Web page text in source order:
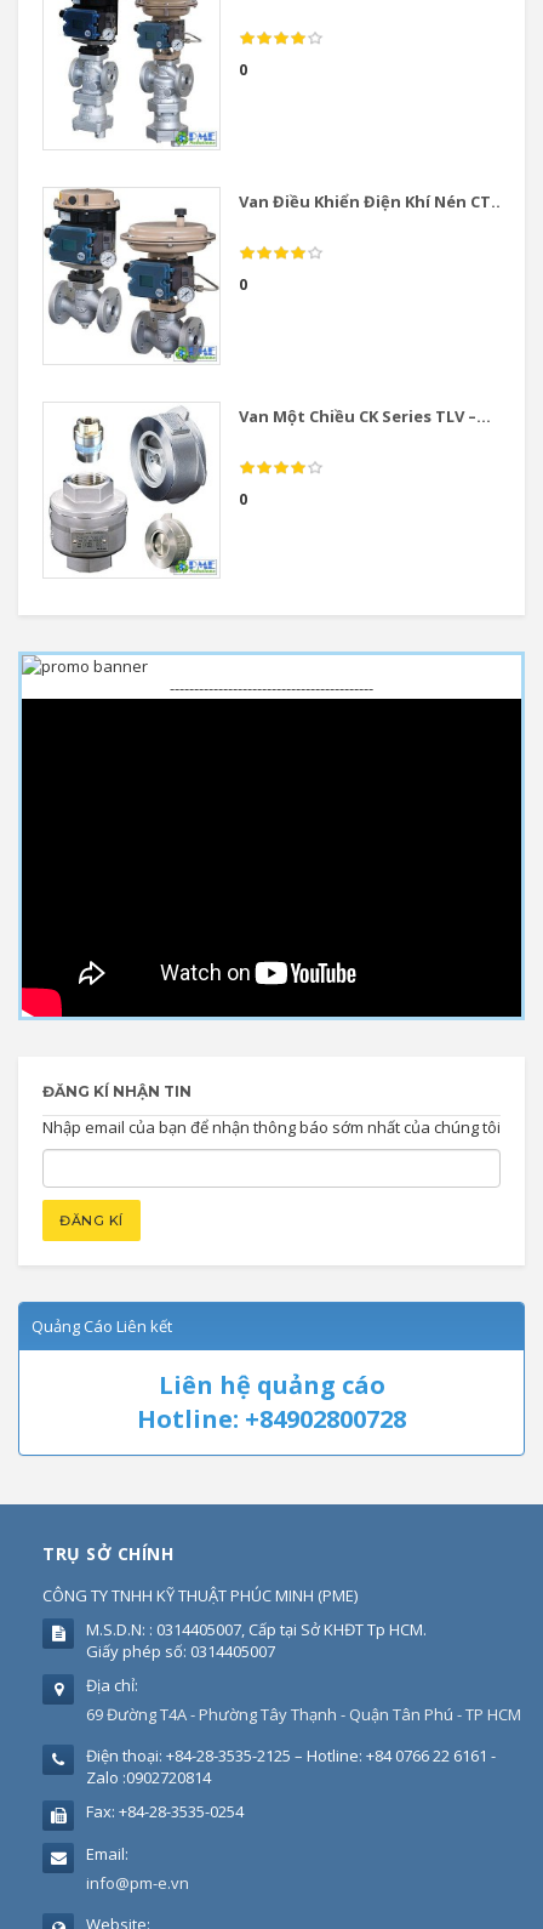
0
Van Điều Khiển Điện Khí Nén CT...
0
Van Một Chiều CK Series TLV –...
0
------------------------------------------
ĐĂNG KÍ NHẬN TIN
Nhập email của bạn để nhận thông báo sớm nhất của chúng tôi
Quảng Cáo Liên kết
Liên hệ quảng cáo
Hotline: +84902800728
TRỤ SỞ CHÍNH
CÔNG TY TNHH KỸ THUẬT PHÚC MINH (PME)
M.S.D.N: : 0314405007, Cấp tại Sở KHĐT Tp HCM.
Giấy phép số: 0314405007
Địa chỉ:
69 Đường T4A - Phường Tây Thạnh - Quận Tân Phú - TP HCM
Điện thoại: +84-28-3535-2125 – Hotline: +84 0766 22 6161 -
Zalo :0902720814
Fax: +84-28-3535-0254
Email:
info@pm-e.vn
Website: